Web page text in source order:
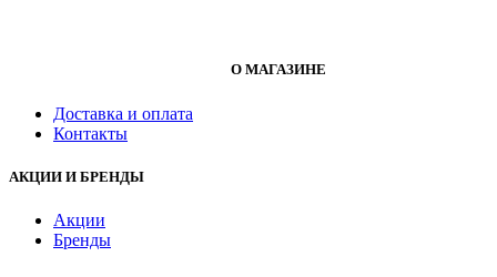
О МАГАЗИНЕ
Доставка и оплата
Контакты
АКЦИИ И БРЕНДЫ
Акции
Бренды